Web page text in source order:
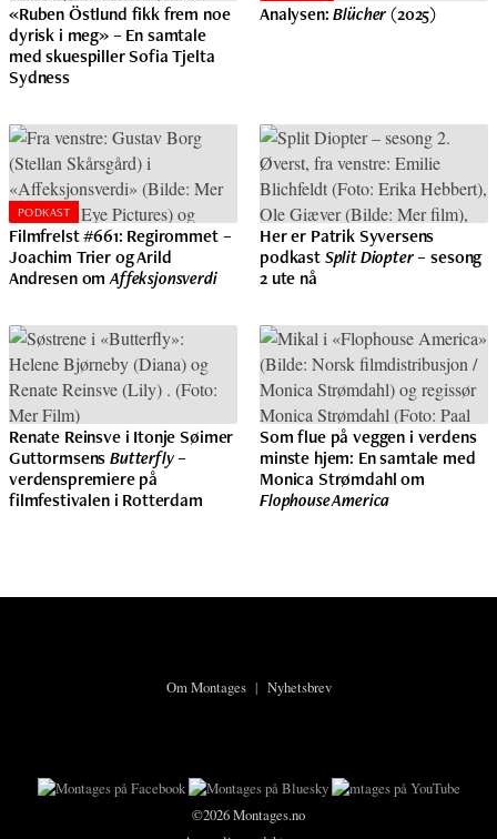
«Ruben Östlund fikk frem noe
dyrisk i meg» – En samtale
med skuespiller Sofia Tjelta
Sydness
Analysen: Blücher(2025)
PODKAST
Filmfrelst #661: Regirommet –
Joachim Trier og Arild
Andresen omAffeksjonsverdi
Her er Patrik Syversens
podkastSplit Diopter– sesong
2 ute nå
Renate Reinsve i Itonje Søimer
GuttormsensButterfly–
verdenspremiere på
filmfestivalen i Rotterdam
Som flue på veggen i verdens
minste hjem: En samtale med
Monica Strømdahl om
Flophouse America
Om Montages| Nyhetsbrev
©2026 Montages.no